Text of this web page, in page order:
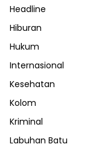
Headline
Hiburan
Hukum
Internasional
Kesehatan
Kolom
Kriminal
Labuhan Batu